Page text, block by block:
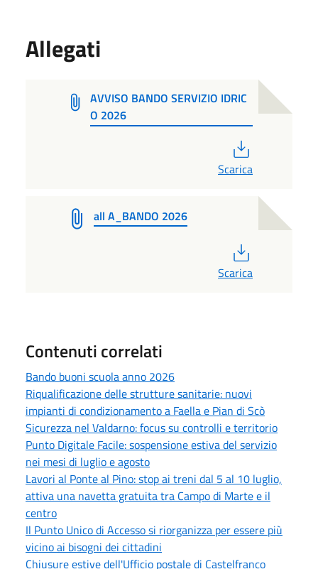
Allegati
AVVISO BANDO SERVIZIO IDRIC
O 2026
Scarica
all A_BANDO 2026
Scarica
Contenuti correlati
Bando buoni scuola anno 2026
Riqualificazione delle strutture sanitarie: nuovi
impianti di condizionamento a Faella e Pian di Scò
Sicurezza nel Valdarno: focus su controlli e territorio
Punto Digitale Facile: sospensione estiva del servizio
nei mesi di luglio e agosto
Lavori al Ponte al Pino: stop ai treni dal 5 al 10 luglio,
attiva una navetta gratuita tra Campo di Marte e il
centro
Il Punto Unico di Accesso si riorganizza per essere più
vicino ai bisogni dei cittadini
Chiusure estive dell'Ufficio postale di Castelfranco